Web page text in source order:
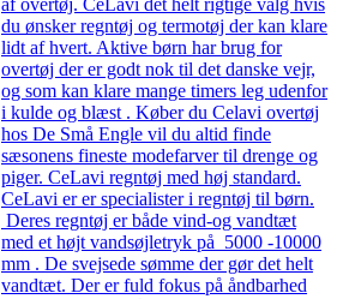
du ønsker regntøj og termotøj der kan klare
lidt af hvert. Aktive børn har brug for
overtøj der er godt nok til det danske vejr,
og som kan klare mange timers leg udenfor
i kulde og blæst . Køber du Celavi overtøj
hos De Små Engle vil du altid finde
sæsonens fineste modefarver til drenge og
piger. CeLavi regntøj med høj standard.
CeLavi er er specialister i regntøj til børn.
Deres regntøj er både vind-og vandtæt
med et højt vandsøjletryk på 5000 -10000
mm . De svejsede sømme der gør det helt
vandtæt. Der er fuld fokus på åndbarhed